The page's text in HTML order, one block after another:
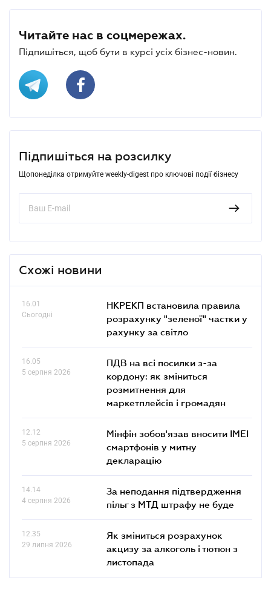
Читайте нас в соцмережах.
Підпишіться, щоб бути в курсі усіх бізнес-новин.
Підпишіться на розсилку
Щопонеділка отримуйте weekly-digest про ключові події бізнесу
Схожі новини
16.01
Сьогодні
НКРЕКП встановила правила
розрахунку "зеленої" частки у
рахунку за світло
16.05
5 серпня 2026
ПДВ на всі посилки з-за
кордону: як зміниться
розмитнення для
маркетплейсів і громадян
12.12
5 серпня 2026
Мінфін зобов'язав вносити IMEI
смартфонів у митну
декларацію
14.14
4 серпня 2026
За неподання підтвердження
пільг з МТД штрафу не буде
12.35
29 липня 2026
Як зміниться розрахунок
акцизу за алкоголь і тютюн з
листопада